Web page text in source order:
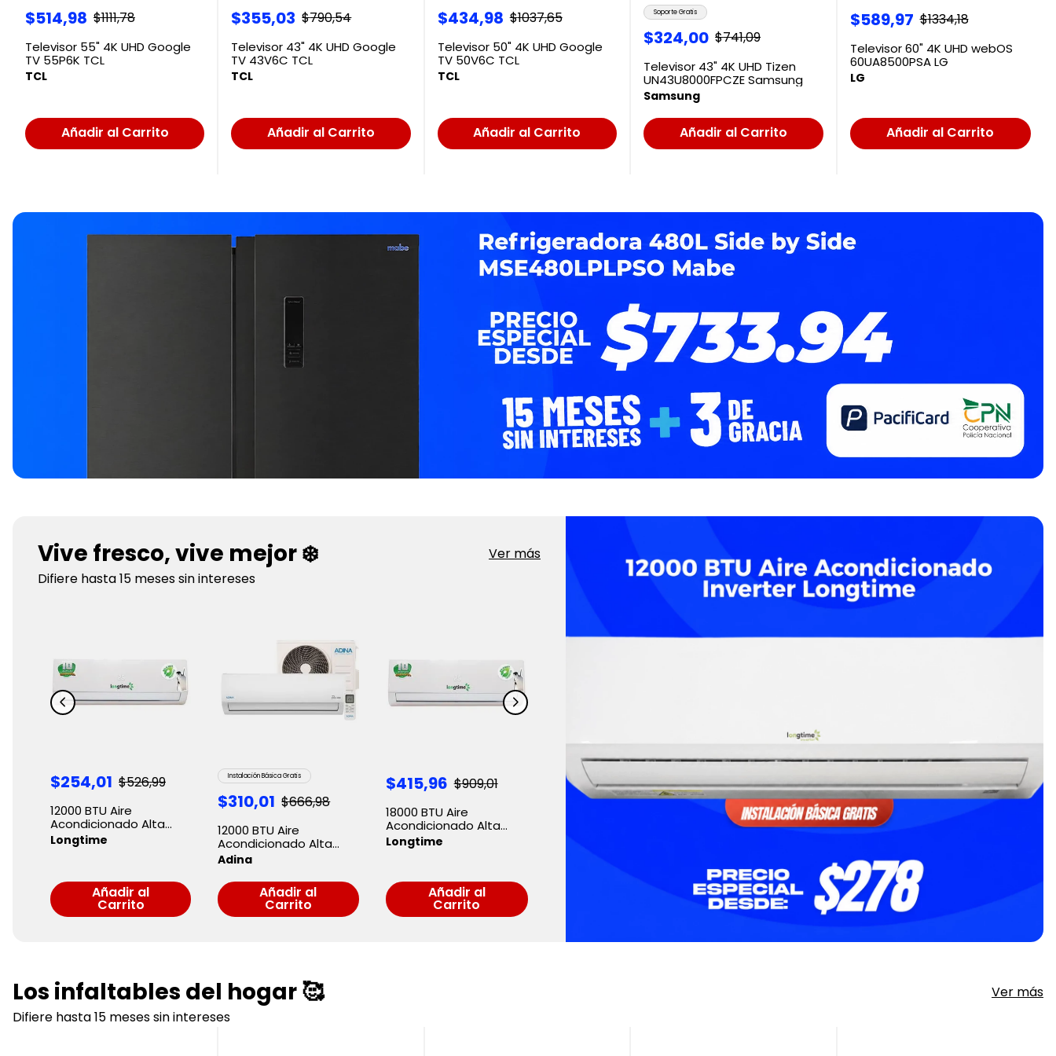
$514,98 $1111,78
Televisor 55" 4K UHD Google
TV 55P6K TCL
TCL
Añadir al Carrito
$355,03 $790,54
Televisor 43" 4K UHD Google
TV 43V6C TCL
TCL
Añadir al Carrito
$434,98 $1037,65
Televisor 50" 4K UHD Google
TV 50V6C TCL
TCL
Añadir al Carrito
Soporte Gratis
$324,00 $741,09
Televisor 43" 4K UHD Tizen
UN43U8000FPCZE Samsung
Samsung
Añadir al Carrito
$589,97 $1334,18
Televisor 60" 4K UHD webOS
60UA8500PSA LG
LG
Añadir al Carrito
Vive fresco, vive mejor ❄️
Ver más
Difiere hasta 15 meses sin intereses
$254,01 $526,99
12000 BTU Aire
Acondicionado Alta
Eficiencia Longtime
Longtime
Añadir al
Carrito
Instalación Básica Gratis
$310,01 $666,98
12000 BTU Aire
Acondicionado Alta
Eficiencia AFLEX-C-12-E
Adina
Añadir al
Carrito
$415,96 $909,01
18000 BTU Aire
Acondicionado Alta
Eficiencia Longtime
Longtime
Añadir al
Carrito
Los infaltables del hogar 🥰
Ver más
Difiere hasta 15 meses sin intereses